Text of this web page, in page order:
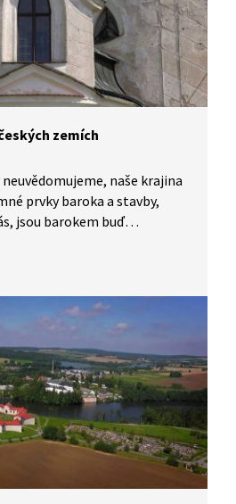
zemích
naše krajina
prvky baroka a stavby,
jsou barokem buď
staveb na našem
barokním kouzlem.